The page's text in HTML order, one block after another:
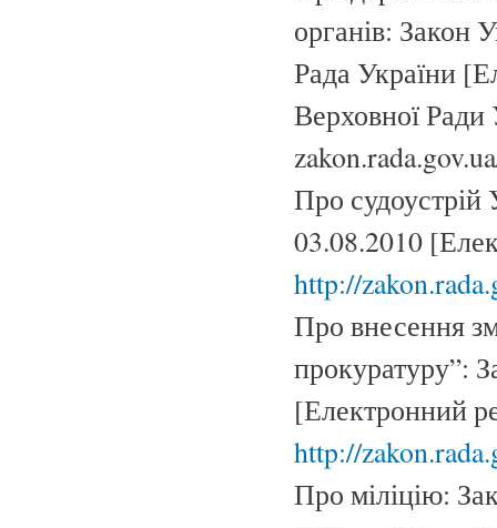
органів: Закон
Рада України
Верховної
Про судоустрій
03.08.2010
http://
Про внесення
прокуратуру”:
[Електронний
http://
Про міліцію: